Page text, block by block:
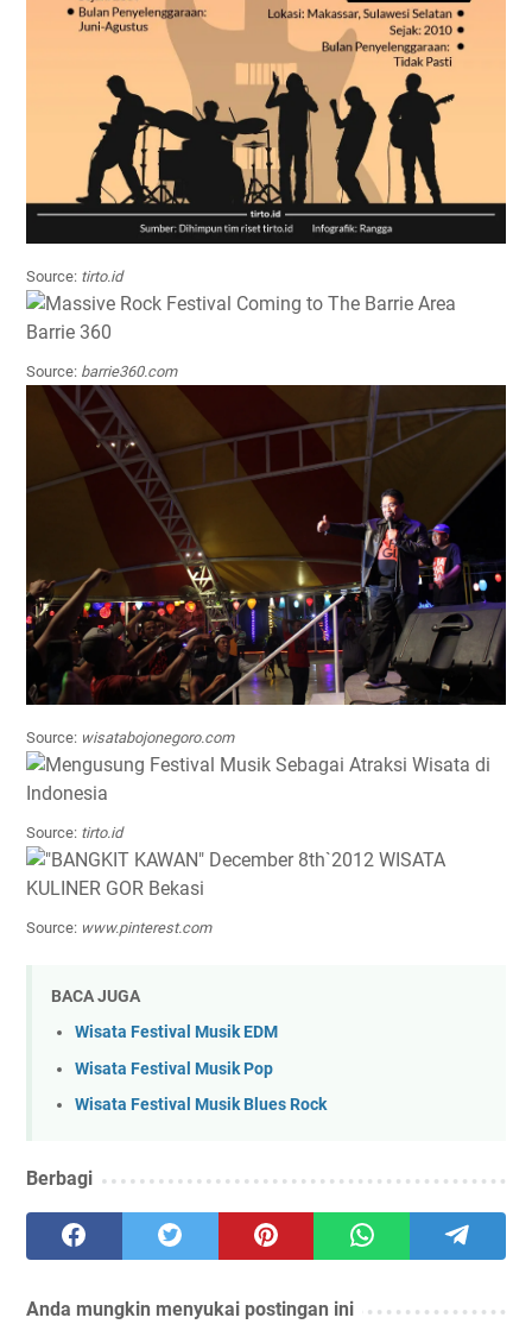
Source: tirto.id
Source: barrie360.com
Source: wisatabojonegoro.com
Source: tirto.id
Source: www.pinterest.com
BACA JUGA
Wisata Festival Musik EDM
Wisata Festival Musik Pop
Wisata Festival Musik Blues Rock
Berbagi
Anda mungkin menyukai postingan ini